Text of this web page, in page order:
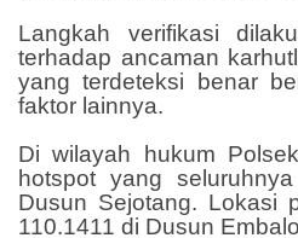
Langkah verifikasi
terhadap ancaman
yang terdeteksi benar
faktor lainnya.
Di wilayah hukum
hotspot yang
Dusun Sejotang. Lokasi
110.1411 di Dusun